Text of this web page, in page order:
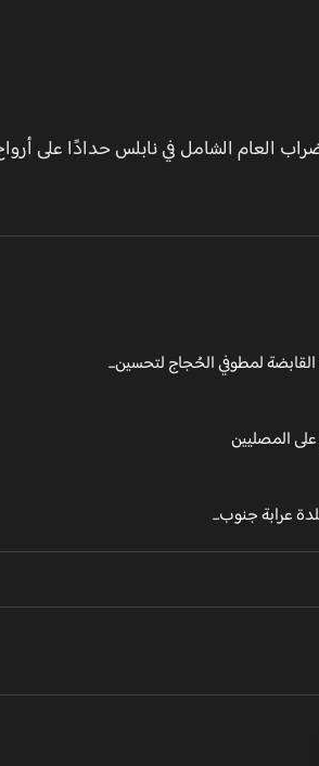
العام الشامل في نابلس حدادًا على أرواح
لمطوفي الحُجاج لتحسين...
المصليين
عرابة جنوب...